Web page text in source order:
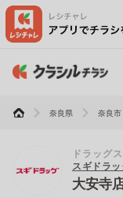
奈良県 奈良市
ドラッグ
スギドラッ
大安寺